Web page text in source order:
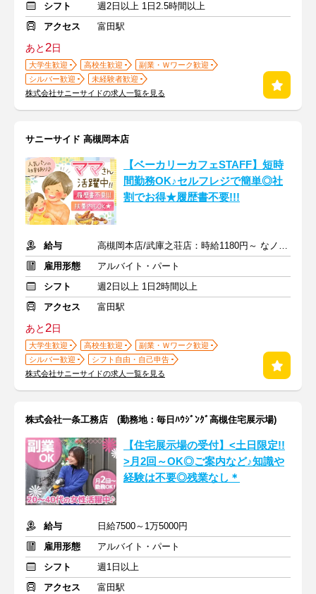
シフト
週2日以上 1日2.5時間以上
アクセス
富田駅
あと2日
大学生歓迎 高校生歓迎
副業・Ｗワーク歓迎
シルバー歓迎
未経験者歓迎
株式会社サニーサイドの求人一覧を見る
サニーサイド 高槻岡本店
【ベーカリーカフェSTAFF】短時
間勤務OK♪セルフレジで簡単◎社
割でお得★履歴書不要!!!
給与
高槻岡本店/武庫之荘店：時給1180円～ なノにわ店：時給1200円～
雇用形態
アルバイト・パート
シフト
週2日以上 1日2時間以上
アクセス
富田駅
あと2日
大学生歓迎 高校生歓迎
副業・Ｗワーク歓迎
シルバー歓迎
シフト自由・自己申告
株式会社サニーサイドの求人一覧を見る
株式会社一条工務店 (勤務地：毎日ﾊｳｼﾞﾝｸﾞ高槻住宅展示場)
【住宅展示場の受付】<土日限定!!
>月2回～OK◎ご案内など♪知識や
経験は不要◎残業なし＊
給与
日給7500～1万5000円
雇用形態
アルバイト・パート
シフト
週1日以上
アクセス
富田駅